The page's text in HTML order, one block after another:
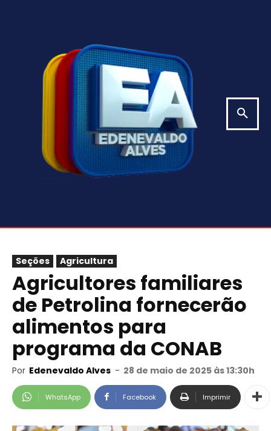
Seções Agricultura
Agricultores familiares
de Petrolina fornecerão
alimentos para
programa da CONAB
Por Edenevaldo Alves - 28 de maio de 2025 às 13:30h
WhatsApp Facebook Imprimir